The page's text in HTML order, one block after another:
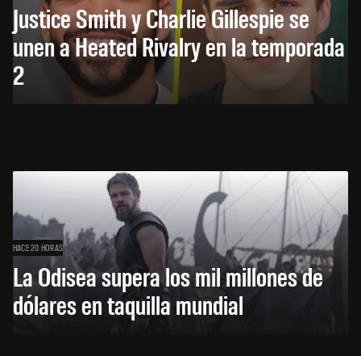
Justice Smith y Charlie Gillespie se
unen a Heated Rivalry en la temporada
2
HACE 20 HORAS
La Odisea supera los mil millones de
dólares en taquilla mundial